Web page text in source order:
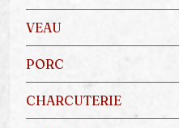
VEAU
PORC
CHARCUTERIE